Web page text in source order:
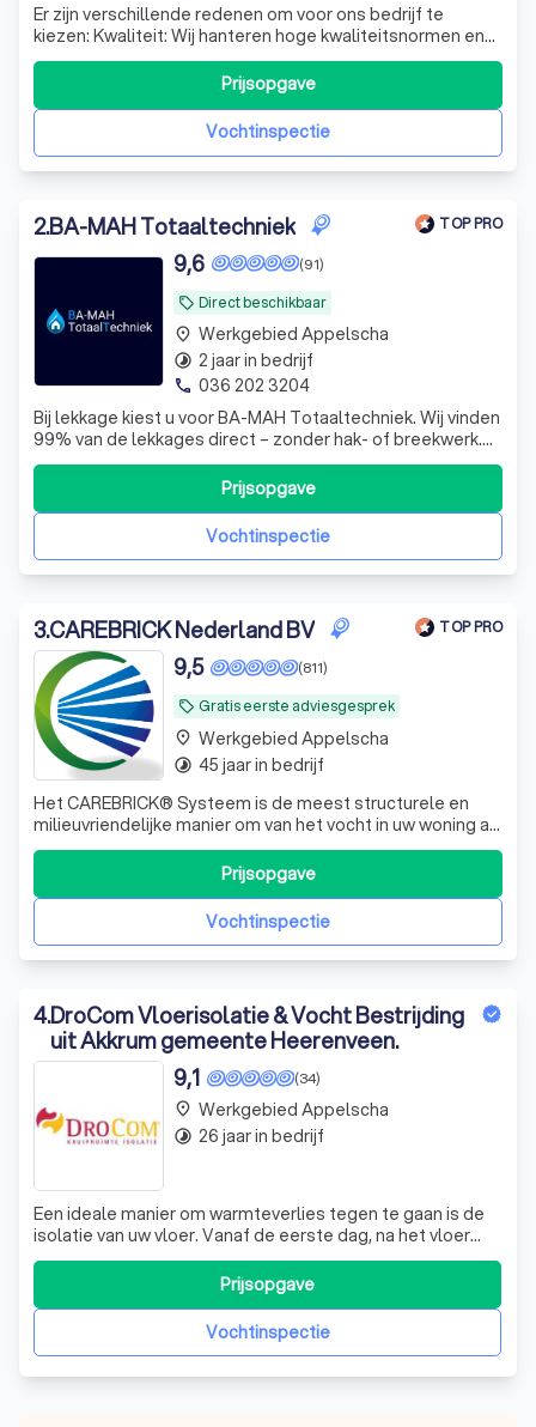
Er zijn verschillende redenen om voor ons bedrijf te
kiezen: Kwaliteit: Wij hanteren hoge kwaliteitsnormen en
leveren duurzame oplossingen voor vocht- en
schimmelproblemen. Expertise: Ons ervaren team
beschikt over uitgebreide kennis van vochtbestrijding en
schimmelbehandeling. Klantgerichtheid: We
Vochtinspectie
Prijsopgave
2.BA-MAH Totaaltechniek TOP PRO
local_offer Direct beschikbaar
(91)
9,6
Bij lekkage kiest u voor BA-MAH Totaaltechniek. Wij vinden
99% van de lekkages direct – zonder hak- of breekwerk.
24/7 bereikbaar, betrouwbaar, met helder advies én No
Vochtinspectie
Prijsopgave
place Werkgebied Appelscha
timelapse 2 jaar in bedrijf
phone 036 202 3204
3.CAREBRICK Nederland BV TOP PRO
local_offer Gratis eerste adviesgesprek
(811)
9,5
Het CAREBRICK® Systeem is de meest structurele en
milieuvriendelijke manier om van het vocht in uw woning af
te komen. CAREBRICK® is een vochtregulerend systeem
dat bestaat uit een element en een keramische koker.
Door middel van de natuurlijke luchtstroom vindt er een
verdampingsproces plaats. Me
Vochtinspectie
Prijsopgave
place Werkgebied Appelscha
timelapse 45 jaar in bedrijf
4.DroCom Vloerisolatie & Vocht Bestrijding
uit Akkrum gemeente Heerenveen.
(34)
9,1
Een ideale manier om warmteverlies tegen te gaan is de
isolatie van uw vloer. Vanaf de eerste dag, na het vloer
isoleren, voelt de vloer veel prettiger aan, want de vloer
koelt minder snel af. U heeft geen sokken of slippers
nodig om zich comfortabel en warm in uw huis te voelen
met goede vloerisolaVochtinspectie
Prijsopgave
place Werkgebied Appelscha
timelapse 26 jaar in bedrijf